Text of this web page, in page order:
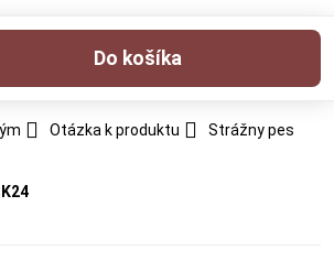
Do košíka
Otázka k produktu
Strážny pes